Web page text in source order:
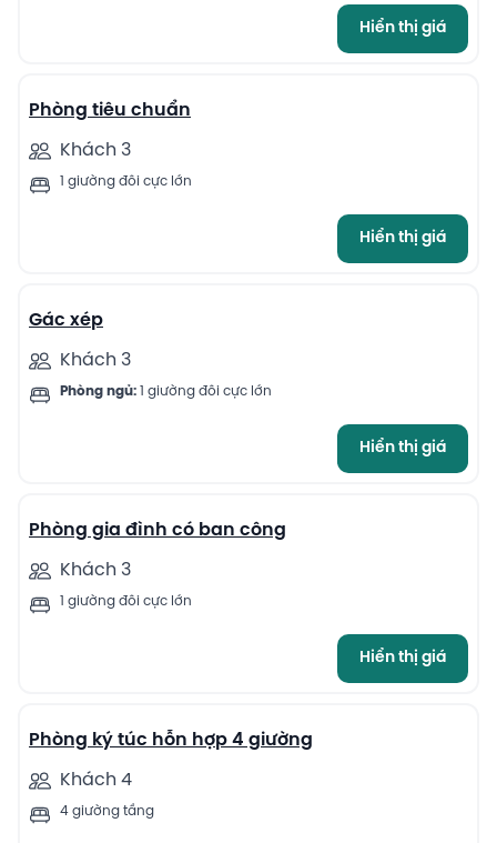
Hiển thị giá
13
Phòng tiêu chuẩn
Khách 3
1 giường đôi cực lớn
Hiển thị giá
13
Gác xép
Khách 3
Phòng ngủ: 1 giường đôi cực lớn
Hiển thị giá
13
Phòng gia đình có ban công
Khách 3
1 giường đôi cực lớn
Hiển thị giá
12
Phòng ký túc hỗn hợp 4 giường
Khách 4
4 giường tầng